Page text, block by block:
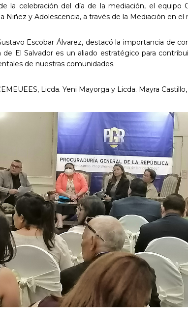
celebración del día de la mediación, el equipo
Niñez y Adolescencia, a través de la Mediación en
Escobar Álvarez, destacó la importancia de
El Salvador es un aliado estratégico para
de nuestras comunidades.
Licda. Yeni Mayorga y Licda. Mayra